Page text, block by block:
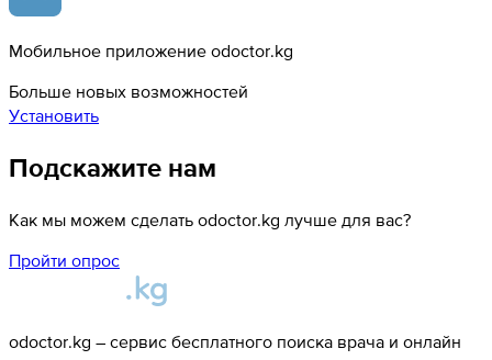
Мобильное приложение odoctor.kg
Больше новых возможностей
Установить
Подскажите нам
Как мы можем сделать odoctor.kg лучше для вас?
Пройти опрос
odoctor.kg – сервис бесплатного поиска врача и онлайн